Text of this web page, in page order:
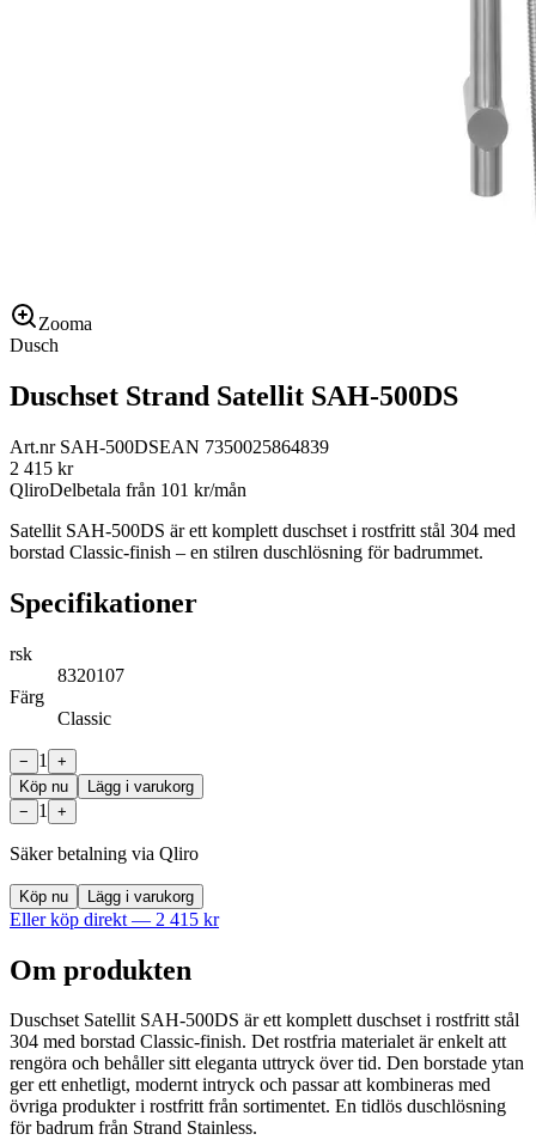
Zooma
Dusch
Duschset Strand Satellit SAH-500DS
Art.nr SAH-500DSEAN 7350025864839
2 415 kr
QliroDelbetala från 101 kr/mån
Satellit SAH-500DS är ett komplett duschset i rostfritt stål 304 med
borstad Classic-finish – en stilren duschlösning för badrummet.
Specifikationer
rsk
8320107
Färg
Classic
− 1
+
Köp nu
Lägg i varukorg
−
1 +
Säker betalning via Qliro
Köp nu Lägg i varukorg
Eller köp direkt — 2 415 kr
Om produkten
Duschset Satellit SAH-500DS är ett komplett duschset i rostfritt stål
304 med borstad Classic-finish. Det rostfria materialet är enkelt att
rengöra och behåller sitt eleganta uttryck över tid. Den borstade ytan
ger ett enhetligt, modernt intryck och passar att kombineras med
övriga produkter i rostfritt från sortimentet. En tidlös duschlösning
för badrum från Strand Stainless.